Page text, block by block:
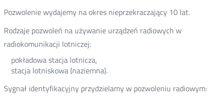
Pozwolenie wydajemy na okres nieprzekraczający 10 lat.
Rodzaje pozwoleń na używanie urządzeń radiowych w
radiokomunikacji lotniczej:
pokładowa stacja lotnicza,
stacja lotniskowa (naziemna).
Sygnał identyfikacyjny przydzielamy w pozwoleniu radiowym: